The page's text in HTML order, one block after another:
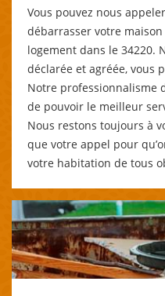
Vous pouvez nous
débarrasser votre
logement dans le 34220.
déclarée et agréée, vous
Notre professionnalisme
de pouvoir le meilleur
Nous restons toujours à
que votre appel pour
votre habitation de tous